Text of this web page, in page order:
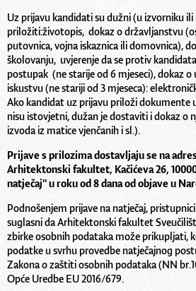
Uz prijavu kandidati su dužni (u izvorniku
priložiti:životopis, dokaz o državljanstvu
putovnica, vojna iskaznica ili domovnica),
školovanju, uvjerenje da se protiv
postupak (ne starije od 6 mjeseci), dokaz
iskustvu (ne stariji od 3 mjeseca):
Ako kandidat uz prijavu priloži dokumente
nisu istovjetni, dužan je dostaviti i dokaz o
izvoda iz matice vjenčanih i sl.).
Prijave s prilozima dostavljaju se na
Arhitektonski fakultet, Kačićeva 26,
natječaj" u roku od 8 dana od objave u
Podnošenjem prijave na natječaj,
suglasni da Arhitektonski fakultet
zbirke osobnih podataka može prikupljati,
podatke u svrhu provedbe natječajnog
Zakona o zaštiti osobnih podataka (NN
Opće Uredbe EU 2016/679.